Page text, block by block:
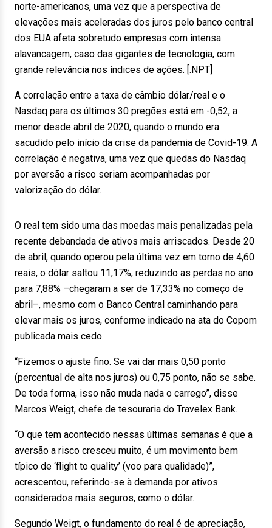
norte-americanos, uma vez que a perspectiva de
elevações mais aceleradas dos juros pelo banco central
dos EUA afeta sobretudo empresas com intensa
alavancagem, caso das gigantes de tecnologia, com
grande relevância nos índices de ações. [.NPT]
A correlação entre a taxa de câmbio dólar/real e o
Nasdaq para os últimos 30 pregões está em -0,52, a
menor desde abril de 2020, quando o mundo era
sacudido pelo início da crise da pandemia de Covid-19. A
correlação é negativa, uma vez que quedas do Nasdaq
por aversão a risco seriam acompanhadas por
valorização do dólar.
O real tem sido uma das moedas mais penalizadas pela
recente debandada de ativos mais arriscados. Desde 20
de abril, quando operou pela última vez em torno de 4,60
reais, o dólar saltou 11,17%, reduzindo as perdas no ano
para 7,88% –chegaram a ser de 17,33% no começo de
abril–, mesmo com o Banco Central caminhando para
elevar mais os juros, conforme indicado na ata do Copom
publicada mais cedo.
“Fizemos o ajuste fino. Se vai dar mais 0,50 ponto
(percentual de alta nos juros) ou 0,75 ponto, não se sabe.
De toda forma, isso não muda nada o carrego”, disse
Marcos Weigt, chefe de tesouraria do Travelex Bank.
“O que tem acontecido nessas últimas semanas é que a
aversão a risco cresceu muito, é um movimento bem
típico de ‘flight to quality’ (voo para qualidade)”,
acrescentou, referindo-se à demanda por ativos
considerados mais seguros, como o dólar.
Segundo Weigt, o fundamento do real é de apreciação,